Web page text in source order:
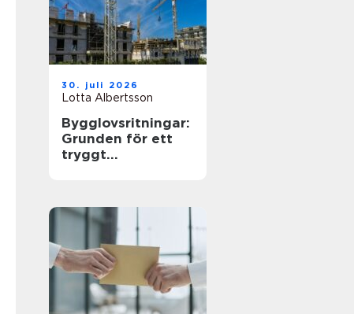
30. juli 2026
Lotta Albertsson
Bygglovsritningar:
Grunden för ett
tryggt